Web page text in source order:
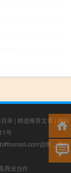
录 | 精选推荐文章 | 网站
号
说明，我们
商业合作